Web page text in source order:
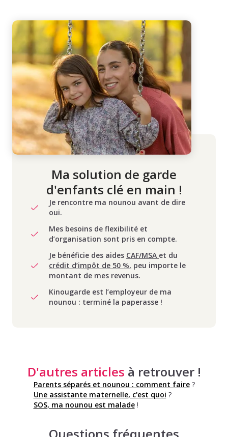
Ma solution de garde
d'enfants clé en main !
Je rencontre ma nounou avant de dire
oui.
Mes besoins de flexibilité et
d’organisation sont pris en compte.
Je bénéficie des aides CAF/MSA et du
crédit d’impôt de 50 %, peu importe le
montant de mes revenus.
Kinougarde est l’employeur de ma
nounou : terminé la paperasse !
D'autres articles à retrouver !
Parents séparés et nounou : comment faire?
Une assistante maternelle, c'est quoi ?
SOS, ma nounou est malade!